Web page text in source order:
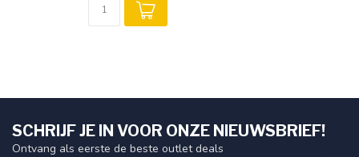
SCHRIJF JE IN VOOR ONZE NIEUWSBRIEF!
Ontvang als eerste de beste outlet deals